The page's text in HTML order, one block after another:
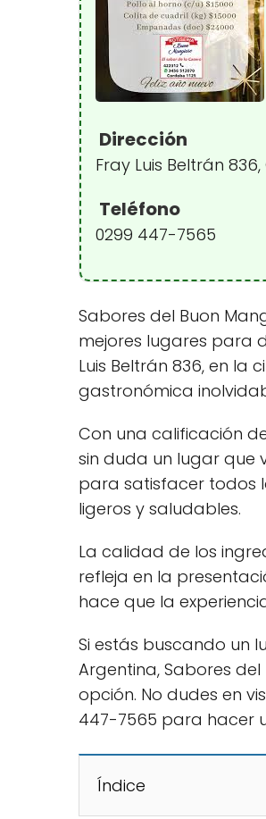
Dirección
Fray Luis Beltrán
Teléfono
0299 447-7565
Sabores del Buon
mejores lugares para
Luis Beltrán 836, en la
gastronómica
Con una calificación
sin duda un lugar que
para satisfacer todos
ligeros y saludables.
La calidad de los
refleja en la
hace que la
Si estás buscando un
Argentina, Sabores
opción. No dudes en
447-7565 para hacer
Índice